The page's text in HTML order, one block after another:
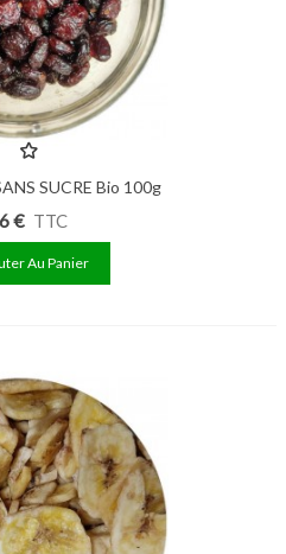
SUCRE Bio 100g
€ TTC
Au Panier